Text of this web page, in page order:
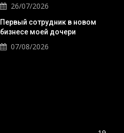
26/07/2026
Первый сотрудник в новом
бизнесе моей дочери
07/08/2026